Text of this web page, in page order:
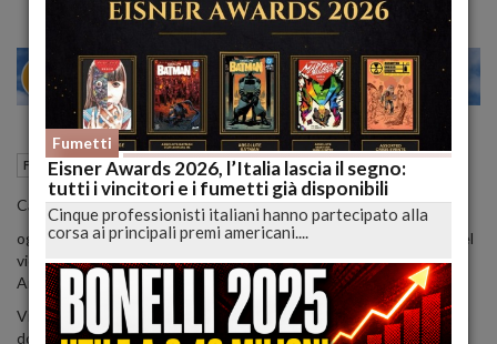
MILANO 24 28
Fumetti Milano (MI) 24 Marzo 2021 14:25
Cari #Lettori,
oggi un Topolino con polemica perché, beh il perché lo scoprite nel
video (anche perché sarebbe anche doppia la polemica, ma c’era
Anna e non ho voluto esagerare).
Vi parliamo anche dello Zio Paperone con la storia “presule” uscita
dopo… terza polemica…
Fumetti
Eisner Awards 2026, l’Italia lascia il segno:
tutti i vincitori e i fumetti già disponibili
Cinque professionisti italiani hanno partecipato alla
corsa ai principali premi americani....